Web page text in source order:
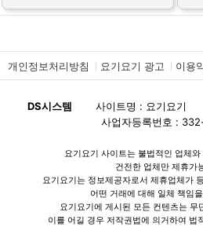
개인정보처리방침 요기요기 광고 이용
DS시스템 사이트명 : 요기요기
사업자등록번호 :
요기요기 사이트는 불법적인 업체
건전한 업체만 제휴가
요기요기는 정보제공자로서 제휴업체가
어떤 거래에 대해 일체 책임
요기요기에 게시된 모든 컨텐츠는 무
이를 어길 경우 저작권법에 의거하여 법